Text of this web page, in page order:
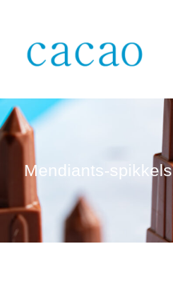
Mendiants-spikkels